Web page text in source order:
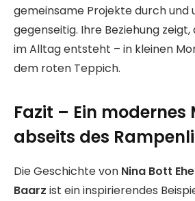
gemeinsame Projekte durch und
gegenseitig. Ihre Beziehung
im Alltag entsteht – in kleinen
dem roten Teppich.
Fazit – Ein modernes
abseits des
Die Geschichte von Nina Bott
Baarz ist ein inspirierendes